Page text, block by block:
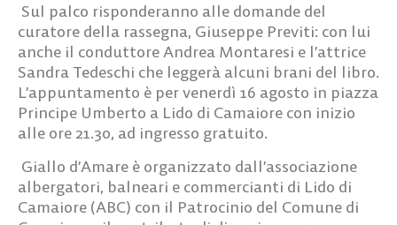
Sul palco risponderanno alle domande del
curatore della rassegna, Giuseppe Previti: con lui
anche il conduttore Andrea Montaresi e l’attrice
Sandra Tedeschi che leggerà alcuni brani del libro.
L’appuntamento è per venerdì 16 agosto in piazza
Principe Umberto a Lido di Camaiore con inizio
alle ore 21.30, ad ingresso gratuito.
Giallo d’Amare è organizzato dall’associazione
albergatori, balneari e commercianti di Lido di
Camaiore (ABC) con il Patrocinio del Comune di